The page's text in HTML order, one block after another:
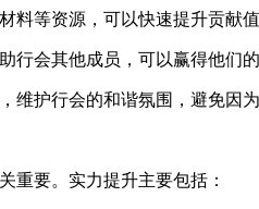
料等资源，可以快速提升贡献值
行会其他成员，可以赢得他们的
维护行会的和谐氛围，避免因
重要。实力提升主要包括：